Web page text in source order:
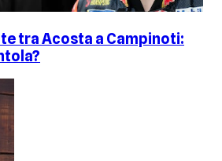
tra Acosta a Campinoti: